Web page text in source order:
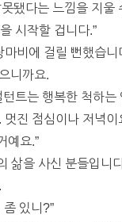
됐다는 느낌을 지울
시작할 겁니다.”
비에 걸릴 뻔했습
니까요.
트는 행복한 척하
진 점심이나 저녁
예요.”
삶을 사신 분들입니
있니?”